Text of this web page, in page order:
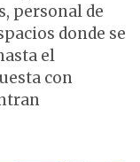
personal de
donde se
el
con